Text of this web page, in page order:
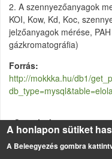
2. A szennyezőanyagok
KOI, Kow, Kd, Koc,
jelzőanyagok mérése,
gázkromatográfia)
Forrás
http://mokkka.hu/db1/
Csatolmány
etanf2.pdf
A honlapon sütiket
A Beleegyezés gombra